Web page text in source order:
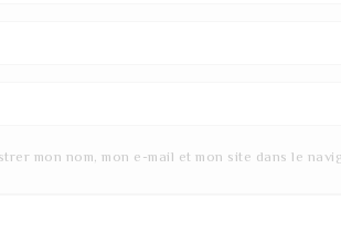
mon nom, mon e-mail et mon site dans le